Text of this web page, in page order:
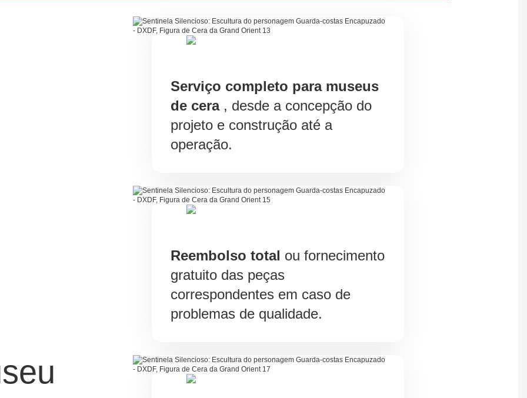
Serviço completo para museus
de cera, desde a concepção do
projeto e construção até a
operação.
Reembolso total ou fornecimento
gratuito das peças
correspondentes em caso de
problemas de qualidade.